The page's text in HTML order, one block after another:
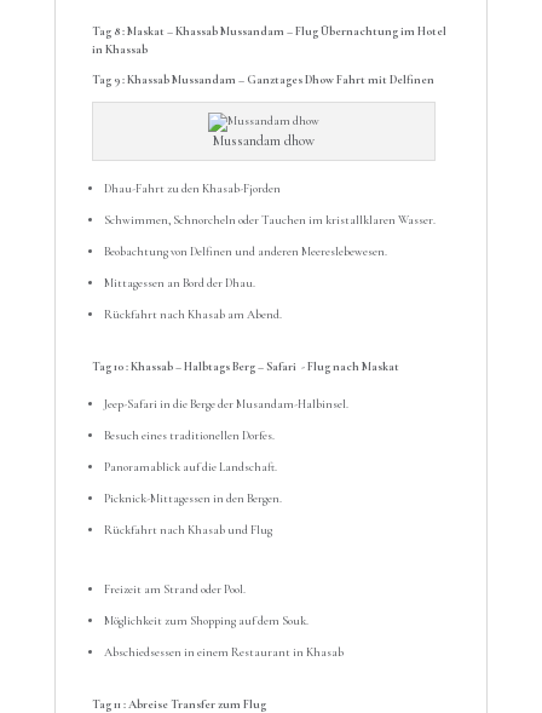
Tag 8 : Maskat – Khassab Mussandam – Flug Übernachtung im Hotel
in Khassab
Tag 9 : Khassab Mussandam – Ganztages Dhow Fahrt mit Delfinen
Mussandam dhow
Dhau-Fahrt zu den Khasab-Fjorden
Schwimmen, Schnorcheln oder Tauchen im kristallklaren Wasser.
Beobachtung von Delfinen und anderen Meereslebewesen.
Mittagessen an Bord der Dhau.
Rückfahrt nach Khasab am Abend.
Tag 10 : Khassab – Halbtags Berg – Safari - Flug nach Maskat
Jeep-Safari in die Berge der Musandam-Halbinsel.
Besuch eines traditionellen Dorfes.
Panoramablick auf die Landschaft.
Picknick-Mittagessen in den Bergen.
Rückfahrt nach Khasab und Flug
Freizeit am Strand oder Pool.
Möglichkeit zum Shopping auf dem Souk.
Abschiedsessen in einem Restaurant in Khasab
Tag 11 : Abreise Transfer zum Flug